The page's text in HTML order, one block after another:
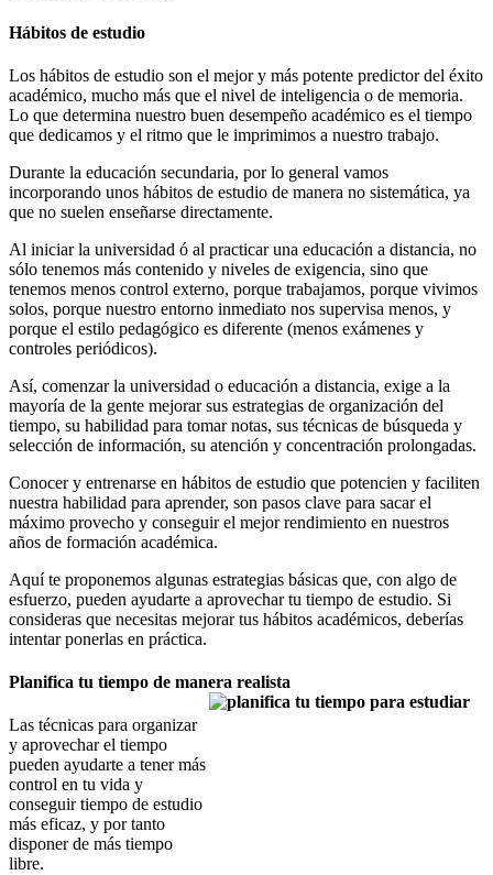
Hábitos de estudio
Los hábitos de estudio son el mejor y más potente predictor del éxito
académico, mucho más que el nivel de inteligencia o de memoria.
Lo que determina nuestro buen desempeño académico es el tiempo
que dedicamos y el ritmo que le imprimimos a nuestro trabajo.
Durante la educación secundaria, por lo general vamos
incorporando unos hábitos de estudio de manera no sistemática, ya
que no suelen enseñarse directamente.
Al iniciar la universidad ó al practicar una educación a distancia, no
sólo tenemos más contenido y niveles de exigencia, sino que
tenemos menos control externo, porque trabajamos, porque vivimos
solos, porque nuestro entorno inmediato nos supervisa menos, y
porque el estilo pedagógico es diferente (menos exámenes y
controles periódicos).
Así, comenzar la universidad o educación a distancia, exige a la
mayoría de la gente mejorar sus estrategias de organización del
tiempo, su habilidad para tomar notas, sus técnicas de búsqueda y
selección de información, su atención y concentración prolongadas.
Conocer y entrenarse en hábitos de estudio que potencien y faciliten
nuestra habilidad para aprender, son pasos clave para sacar el
máximo provecho y conseguir el mejor rendimiento en nuestros
años de formación académica.
Aquí te proponemos algunas estrategias básicas que, con algo de
esfuerzo, pueden ayudarte a aprovechar tu tiempo de estudio. Si
consideras que necesitas mejorar tus hábitos académicos, deberías
intentar ponerlas en práctica.
Planifica tu tiempo de manera realista
Las técnicas para organizar
y aprovechar el tiempo
pueden ayudarte a tener más
control en tu vida y
conseguir tiempo de estudio
más eficaz, y por tanto
disponer de más tiempo
libre.